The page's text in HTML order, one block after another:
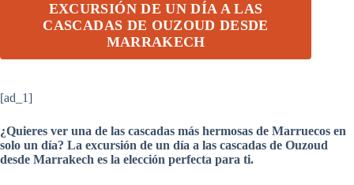
EXCURSIÓN DE UN DÍA A LAS
CASCADAS DE OUZOUD DESDE
MARRAKECH
[ad_1]
¿Quieres ver una de las cascadas más hermosas de Marruecos en
solo un día? La excursión de un día a las cascadas de Ouzoud
desde Marrakech es la elección perfecta para ti.